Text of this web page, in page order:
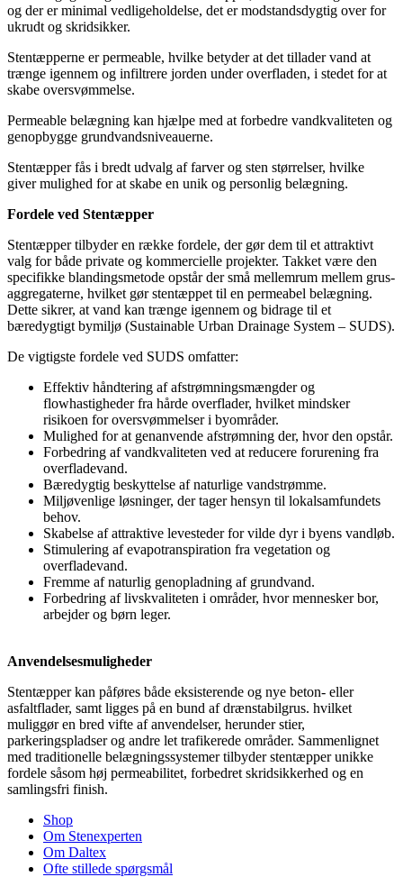
og der er minimal vedligeholdelse, det er modstandsdygtig over for
ukrudt og skridsikker.
Stentæpperne er permeable, hvilke betyder at det tillader vand at
trænge igennem og infiltrere jorden under overfladen, i stedet for at
skabe oversvømmelse.
Permeable belægning kan hjælpe med at forbedre vandkvaliteten og
genopbygge grundvandsniveauerne.
Stentæpper fås i bredt udvalg af farver og sten størrelser, hvilke
giver mulighed for at skabe en unik og personlig belægning.
Fordele ved Stentæpper
Stentæpper tilbyder en række fordele, der gør dem til et attraktivt
valg for både private og kommercielle projekter. Takket være den
specifikke blandingsmetode opstår der små mellemrum mellem grus-
aggregaterne, hvilket gør stentæppet til en permeabel belægning.
Dette sikrer, at vand kan trænge igennem og bidrage til et
bæredygtigt bymiljø (Sustainable Urban Drainage System – SUDS).
De vigtigste fordele ved SUDS omfatter:
Effektiv håndtering af afstrømningsmængder og
flowhastigheder fra hårde overflader, hvilket mindsker
risikoen for oversvømmelser i byområder.
Mulighed for at genanvende afstrømning der, hvor den opstår.
Forbedring af vandkvaliteten ved at reducere forurening fra
overfladevand.
Bæredygtig beskyttelse af naturlige vandstrømme.
Miljøvenlige løsninger, der tager hensyn til lokalsamfundets
behov.
Skabelse af attraktive levesteder for vilde dyr i byens vandløb.
Stimulering af evapotranspiration fra vegetation og
overfladevand.
Fremme af naturlig genopladning af grundvand.
Forbedring af livskvaliteten i områder, hvor mennesker bor,
arbejder og børn leger.
Anvendelsesmuligheder
Stentæpper kan påføres både eksisterende og nye beton- eller
asfaltflader, samt ligges på en bund af drænstabilgrus. hvilket
muliggør en bred vifte af anvendelser, herunder stier,
parkeringspladser og andre let trafikerede områder. Sammenlignet
med traditionelle belægningssystemer tilbyder stentæpper unikke
fordele såsom høj permeabilitet, forbedret skridsikkerhed og en
samlingsfri finish.
Shop
Om Stenexperten
Om Daltex
Ofte stillede spørgsmål